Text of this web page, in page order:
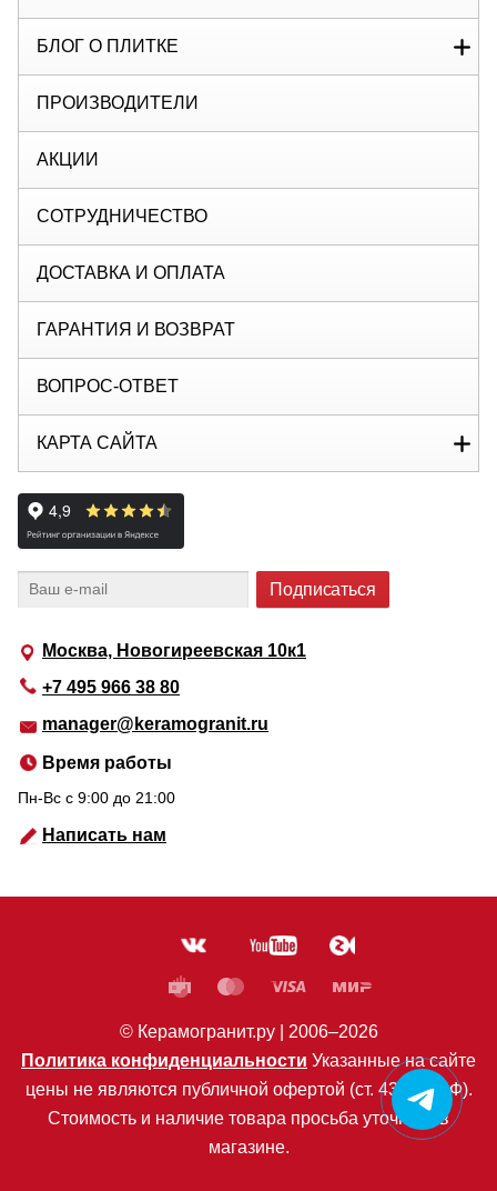
Москва, Новогиреевская 10к1
+7 495 966 38 80
manager@keramogranit.ru
Время работы
Пн-Вс c 9:00 до 21:00
Написать нам
БЛОГ О ПЛИТКЕ
ПРОИЗВОДИТЕЛИ
АКЦИИ
СОТРУДНИЧЕСТВО
ДОСТАВКА И ОПЛАТА
ГАРАНТИЯ И ВОЗВРАТ
ВОПРОС-ОТВЕТ
КАРТА САЙТА
© Керамогранит.ру | 2006–2026
Политика конфиденциальности Указанные на сайте
цены не являются публичной офертой (ст. 435 ГК РФ).
Стоимость и наличие товара просьба уточнять в
магазине.